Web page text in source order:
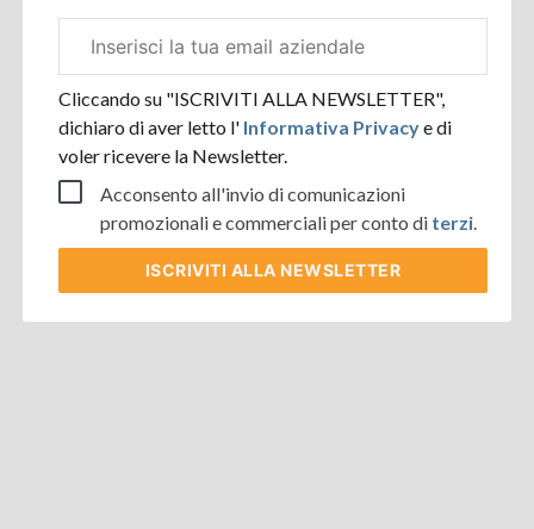
aziendale
Cliccando su "ISCRIVITI ALLA NEWSLETTER",
dichiaro di aver letto l' Informativa Privacye di
voler ricevere la Newsletter.
Acconsento all'invio di comunicazioni
promozionali e commerciali per conto di terzi.
ISCRIVITI ALLA NEWSLETTER